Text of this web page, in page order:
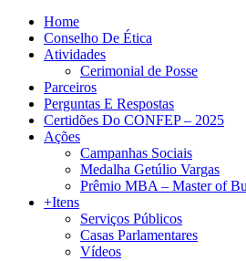
Home
Conselho De Ética
Atividades
Cerimonial de Posse
Parceiros
Perguntas E Respostas
Certidões Do CONFEP – 2025
Ações
Campanhas Sociais
Medalha Getúlio Vargas
Prêmio MBA – Master of
+Itens
Serviços Públicos
Casas Parlamentares
Vídeos